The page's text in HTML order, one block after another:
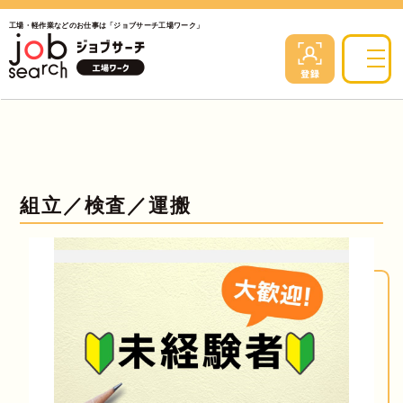
工場・軽作業などのお仕事は「ジョブサーチ工場ワーク」
組立／検査／運搬